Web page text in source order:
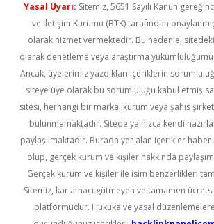
Yasal Uyarı: Sitemiz, 5651 Sayılı Kanun
ve İletişim Kurumu (BTK) tarafından
olarak hizmet vermektedir. Bu nedenle,
olarak denetleme veya araştırma
Ancak, üyelerimiz yazdıkları içeriklerin
siteye üye olarak bu sorumluluğu kabul etmiş
sitesi, herhangi bir marka, kurum veya şahıs
bulunmamaktadır. Sitede yalnızca kendi
paylaşılmaktadır. Burada yer alan içerikler haber
olup, gerçek kurum ve kişiler hakkında
Gerçek kurum ve kişiler ile isim benzerlikleri
Sitemiz, kar amacı gütmeyen ve tamamen
platformudur. Hukuka ve yasal